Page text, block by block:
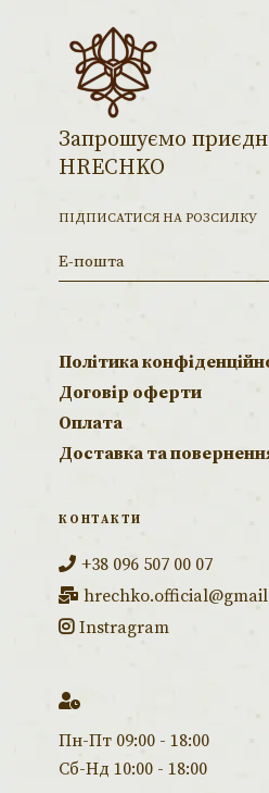
Запрошуємо
HRECHKO
ПІДПИСАТИСЯ НА РОЗСИЛКУ
Політика
Договір оферти
Оплата
Доставка та
КОНТАКТИ
+38 096 507 00 07
Instragram
Пн-Пт 09:00 - 18:00
Сб-Нд 10:00 - 18:00